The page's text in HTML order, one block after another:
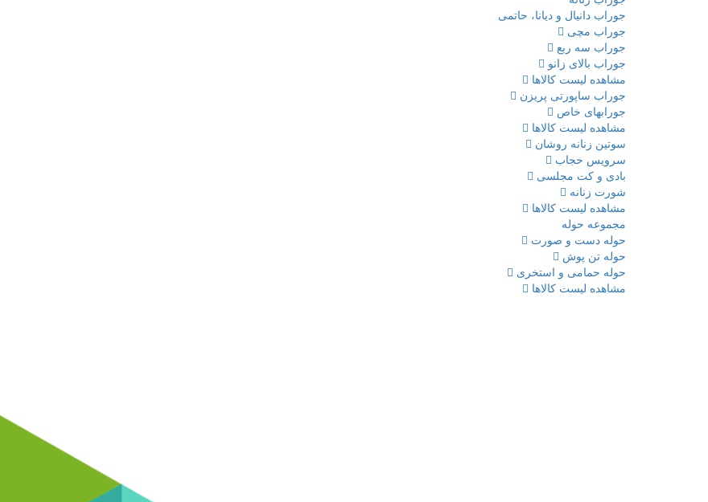
جوراب دانیال و دیانا، حاتمی
جوراب مچی
جوراب سه ربع
جوراب بالای زانو
مشاهده لیست کالاها
جوراب ساپورتی پریزن
جورابهای خاص
مشاهده لیست کالاها
سوتین زنانه روشان
سرویس حجاب
بادی و کت مجلسی
شورت زنانه
مشاهده لیست کالاها
مجموعه حوله
حوله دست و صورت
حوله تن پوش
حوله حمامی و استخری
مشاهده لیست کالاها